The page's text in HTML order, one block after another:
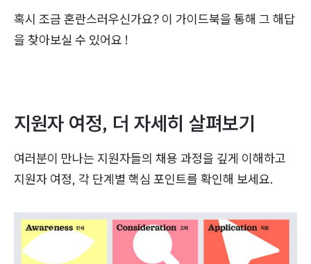
혹시 조금 혼란스러우신가요? 이 가이드북을 통해 그 해답
을 찾아보실 수 있어요 !
지원자 여정, 더 자세히 살펴보기
여러분이 만나는 지원자들의 채용 과정을 깊게 이해하고
지원자 여정, 각 단계별 핵심 포인트를 확인해 보세요.